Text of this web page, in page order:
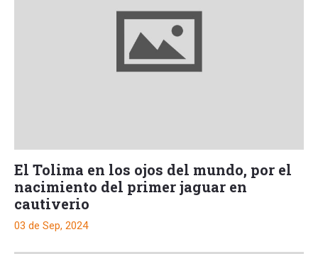
El Tolima en los ojos del mundo, por el
nacimiento del primer jaguar en
cautiverio
03 de Sep, 2024